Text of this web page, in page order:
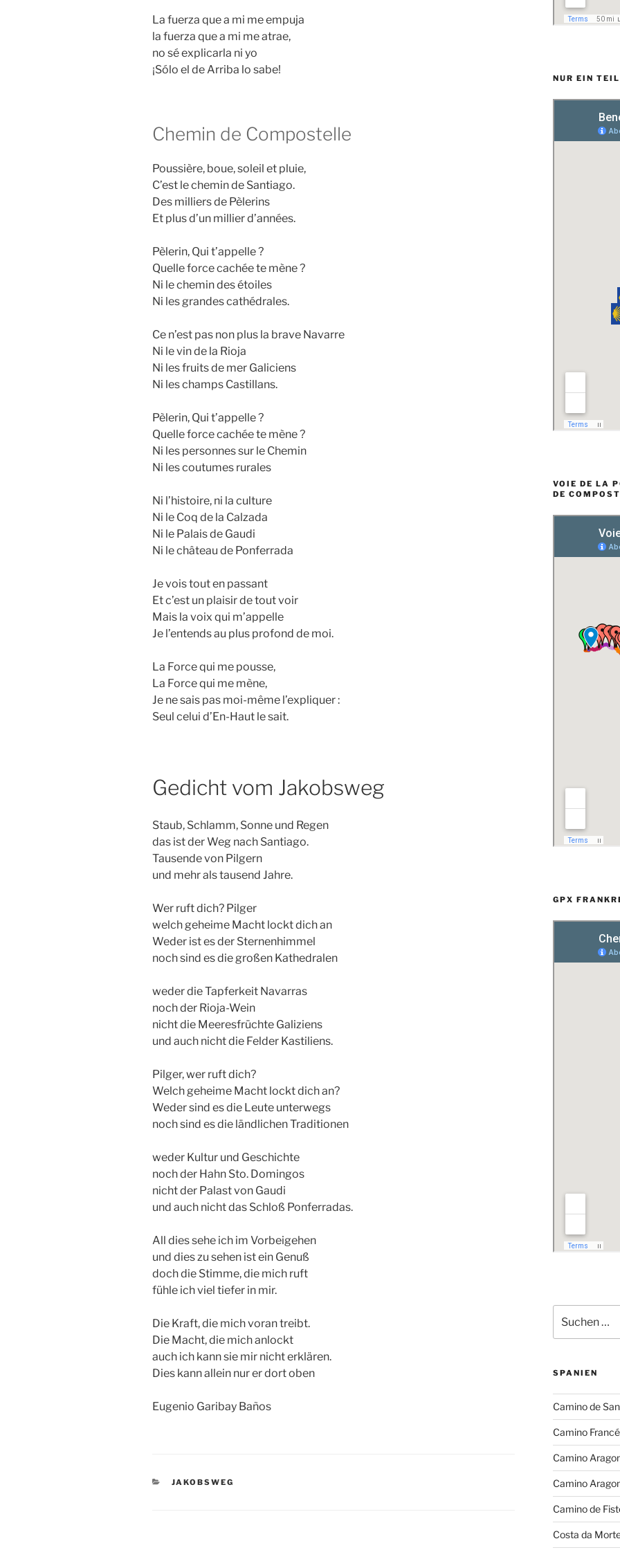
La fuerza que a mi me empuja
la fuerza que a mi me atrae,
no sé explicarla ni yo
¡Sólo el de Arriba lo sabe!
Chemin de Compostelle
Poussière, boue, soleil et pluie,
C’est le chemin de Santiago.
Des milliers de Pèlerins
Et plus d’un millier d’années.
Pèlerin, Qui t’appelle ?
Quelle force cachée te mène ?
Ni le chemin des étoiles
Ni les grandes cathédrales.
Ce n’est pas non plus la brave Navarre
Ni le vin de la Rioja
Ni les fruits de mer Galiciens
Ni les champs Castillans.
Pèlerin, Qui t’appelle ?
Quelle force cachée te mène ?
Ni les personnes sur le Chemin
Ni les coutumes rurales
Ni l’histoire, ni la culture
Ni le Coq de la Calzada
Ni le Palais de Gaudi
Ni le château de Ponferrada
Je vois tout en passant
Et c’est un plaisir de tout voir
Mais la voix qui m’appelle
Je l’entends au plus profond de moi.
La Force qui me pousse,
La Force qui me mène,
Je ne sais pas moi-même l’expliquer :
Seul celui d’En-Haut le sait.
Gedicht vom Jakobsweg
Staub, Schlamm, Sonne und Regen
das ist der Weg nach Santiago.
Tausende von Pilgern
und mehr als tausend Jahre.
Wer ruft dich? Pilger
welch geheime Macht lockt dich an
Weder ist es der Sternenhimmel
noch sind es die großen Kathedralen
weder die Tapferkeit Navarras
noch der Rioja-Wein
nicht die Meeresfrüchte Galiziens
und auch nicht die Felder Kastiliens.
Pilger, wer ruft dich?
Welch geheime Macht lockt dich an?
Weder sind es die Leute unterwegs
noch sind es die ländlichen Traditionen
weder Kultur und Geschichte
noch der Hahn Sto. Domingos
nicht der Palast von Gaudi
und auch nicht das Schloß Ponferradas.
All dies sehe ich im Vorbeigehen
und dies zu sehen ist ein Genuß
doch die Stimme, die mich ruft
fühle ich viel tiefer in mir.
Die Kraft, die mich voran treibt.
Die Macht, die mich anlockt
auch ich kann sie mir nicht erklären.
Dies kann allein nur er dort oben
Eugenio Garibay Baños
KATEGORIEN
JAKOBSWEG
NUR EIN
VOIE DE LA
DE
GPX
nach:
SPANIEN
Camino de
Camino
Camino
Camino
Camino de
Costa da